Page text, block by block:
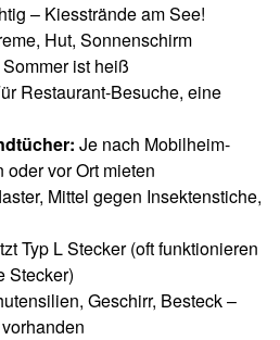
– Kiesstrände am See!
Hut, Sonnenschirm
Sommer ist heiß
Restaurant-Besuche, eine
Je nach Mobilheim-
vor Ort mieten
Mittel gegen Insektenstiche,
Typ L Stecker (oft funktionieren
Stecker)
Geschirr, Besteck –